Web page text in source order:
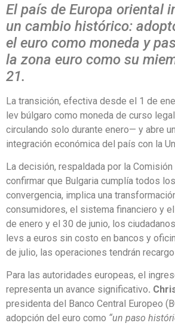
El país de Europa oriental
un cambio histórico:
el euro como moneda y
la zona euro como su
21.
La transición, efectiva desde el 1 de
lev búlgaro como moneda de curso
circulando solo durante enero— y abre
integración económica del país con la
La decisión, respaldada por la Comisión
confirmar que Bulgaria cumplía todos
convergencia, implica una
consumidores, el sistema financiero y
de enero y el 30 de junio, los
levs a euros sin costo en bancos y
de julio, las operaciones tendrán
Para las autoridades europeas, el
representa un avance significativo.
presidenta del Banco Central Europeo
adopción del euro como “un paso